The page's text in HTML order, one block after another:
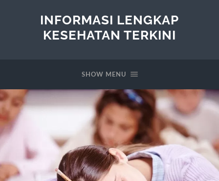
INFORMASI LENGKAP
KESEHATAN TERKINI
SHOW MENU